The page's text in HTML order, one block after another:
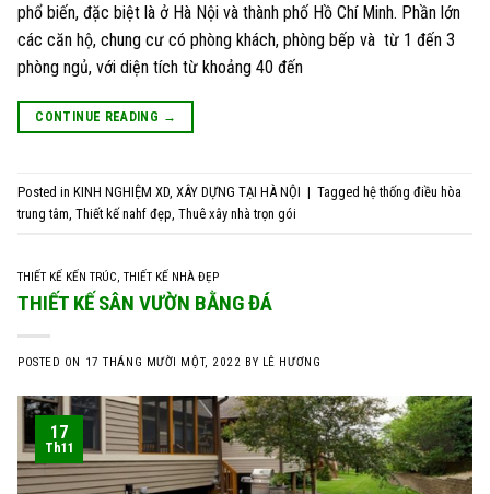
phổ biến, đặc biệt là ở Hà Nội và thành phố Hồ Chí Minh. Phần lớn
các căn hộ, chung cư có phòng khách, phòng bếp và từ 1 đến 3
phòng ngủ, với diện tích từ khoảng 40 đến
CONTINUE READING →
Posted in KINH NGHIỆM XD XÂY DỰNG TẠI HÀ NỘI | Tagged hệ thống điều hòa
trung tâm Thiết kế nahf đẹp Thuê xây nhà trọn gói
THIẾT KẾ KẾN TRÚC, THIẾT KẾ NHÀ ĐẸP
THIẾT KẾ SÂN VƯỜN BẰNG ĐÁ
POSTED ON 17 THÁNG MƯỜI MỘT, 2022 BY LÊ HƯƠNG
17
Th11